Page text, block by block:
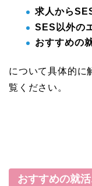
求人から
SES以外の
おすすめの
について具体的に
覧ください。
おすすめの就